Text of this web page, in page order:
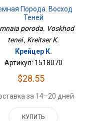
Порода. Восход
Теней
poroda. Voskhod
tenei , Kreitser K.
Крейцер К.
Артикул: 1518070
$28.55
за 14–20 дней
КУПИТЬ